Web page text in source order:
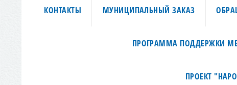
КОНТАКТЫ МУНИЦИПАЛЬНЫЙ ЗАКАЗ
ПРОГРАММА ПОДДЕРЖКИ
ПРОЕКТ